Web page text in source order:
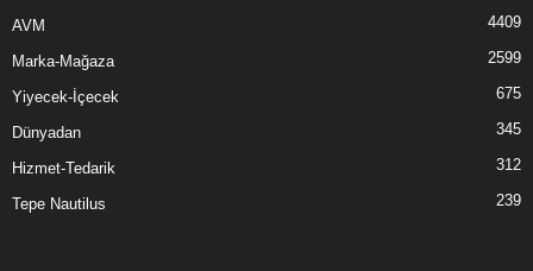
AVM 4409
Marka-Mağaza 2599
Yiyecek-İçecek 675
Dünyadan 345
Hizmet-Tedarik 312
Tepe Nautilus 239